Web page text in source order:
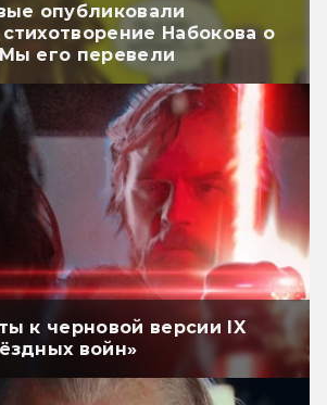
опубликовали
Набокова о
его перевели
к черновой версии IX
войн»